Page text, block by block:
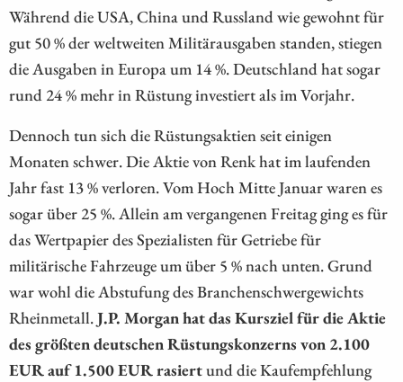
Während die USA, China und Russland wie gewohnt für
gut 50 % der weltweiten Militärausgaben standen, stiegen
die Ausgaben in Europa um 14 %. Deutschland hat sogar
rund 24 % mehr in Rüstung investiert als im Vorjahr.
Dennoch tun sich die Rüstungsaktien seit einigen
Monaten schwer. Die Aktie von Renk hat im laufenden
Jahr fast 13 % verloren. Vom Hoch Mitte Januar waren es
sogar über 25 %. Allein am vergangenen Freitag ging es für
das Wertpapier des Spezialisten für Getriebe für
militärische Fahrzeuge um über 5 % nach unten. Grund
war wohl die Abstufung des Branchenschwergewichts
Rheinmetall.J.P. Morgan hat das Kursziel für die Aktie
des größten deutschen Rüstungskonzerns von 2.100
EUR auf 1.500 EUR rasiertund die Kaufempfehlung